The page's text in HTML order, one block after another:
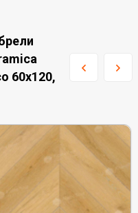
60x120,